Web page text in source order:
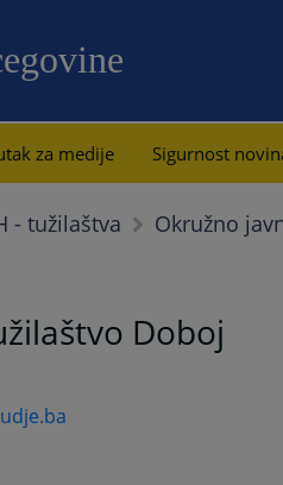
sadržaj
za medije Sigurnost
- tužilaštva Okružno
Doboj